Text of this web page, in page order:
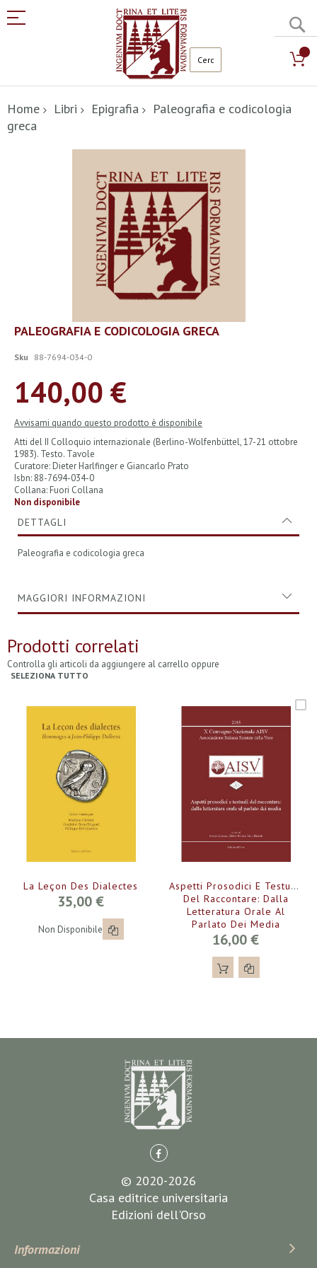
al
contenuto
Home Libri Epigrafia
Paleografia e codicologia
greca
Vai
all'inizio
galleria
immagini
PALEOGRAFIA E CODICOLOGIA GRECA
Sku 88-7694-034-0
140,00 €
Avvisami quando questo prodotto è disponibile
Atti del II Colloquio internazionale (Berlino-Wolfenbüttel, 17-21 ottobre
1983). Testo. Tavole
Curatore: Dieter Harlfinger e Giancarlo Prato
Isbn: 88-7694-034-0
Collana: Fuori Collana
Non disponibile
DETTAGLI
Paleografia e codicologia greca
MAGGIORI INFORMAZIONI
Prodotti correlati
Controlla gli articoli da aggiungere al carrello oppure
SELEZIONA TUTTO
La Leçon Des Dialectes
35,00 €
Non Disponibile
Aspetti Prosodici E Testuali
Del Raccontare: Dalla
Letteratura Orale Al
Parlato Dei Media
16,00 €
© 2020-2026
Casa editrice universitaria
Edizioni dell'Orso
Informazioni